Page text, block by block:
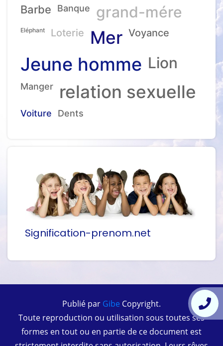
Barbe
Banque grand-mére
Eléphant Loterie Mer Voyance
Jeune homme Lion
Manger relation sexuelle
Voiture Dents
Signification-prenom.net
Publié par Gibe Copyright.
Toute reproduction ou utilisation sous toutes ses
formes en tout ou en partie de ce document est